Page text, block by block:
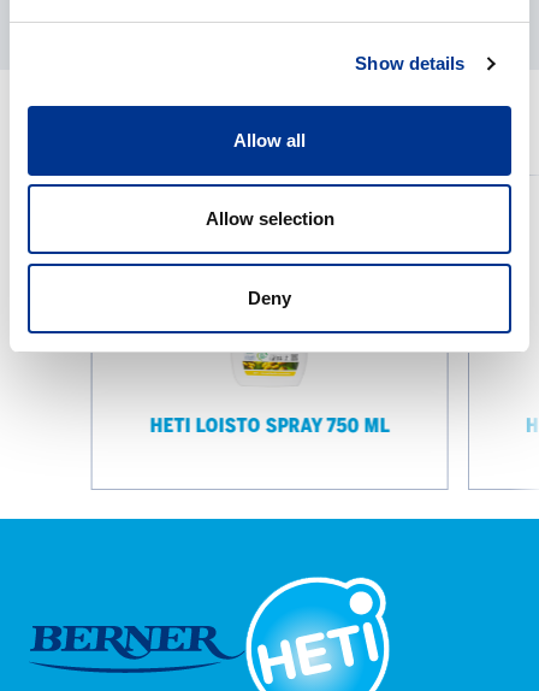
Show details
Allow all
Allow selection
Deny
LIITTYVÄT TUOTTEET
HETI
Spray
HETI LOISTO SPRAY 750 ML
HETI